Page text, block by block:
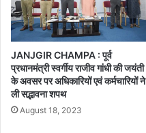
JANJGIR CHAMPA : पूर्व
प्रधानमंत्री स्वर्गीय राजीव गांधी की जयंती
के अवसर पर अधिकारियों एवं कर्मचारियों ने
ली सद्भावना शपथ
August 18, 2023